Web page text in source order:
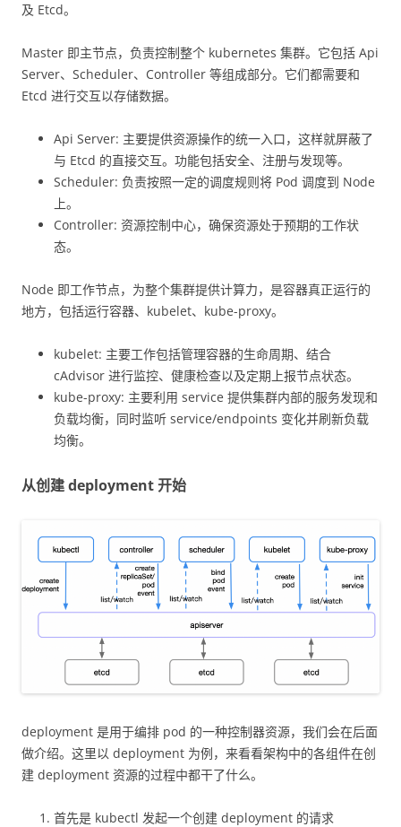
及 Etcd。
Master 即主节点，负责控制整个 kubernetes 集群。它包括 Api
Server、Scheduler、Controller 等组成部分。它们都需要和
Etcd 进行交互以存储数据。
Api Server: 主要提供资源操作的统一入口，这样就屏蔽了
与 Etcd 的直接交互。功能包括安全、注册与发现等。
Scheduler: 负责按照一定的调度规则将 Pod 调度到 Node
上。
Controller: 资源控制中心，确保资源处于预期的工作状
态。
Node 即工作节点，为整个集群提供计算力，是容器真正运行的
地方，包括运行容器、kubelet、kube-proxy。
kubelet: 主要工作包括管理容器的生命周期、结合
cAdvisor 进行监控、健康检查以及定期上报节点状态。
kube-proxy: 主要利用 service 提供集群内部的服务发现和
负载均衡，同时监听 service/endpoints 变化并刷新负载
均衡。
从创建 deployment 开始
deployment 是用于编排 pod 的一种控制器资源，我们会在后面
做介绍。这里以 deployment 为例，来看看架构中的各组件在创
建 deployment 资源的过程中都干了什么。
首先是 kubectl 发起一个创建 deployment 的请求